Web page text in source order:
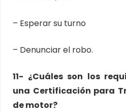
– Esperar su turno
– Denunciar el robo.
11- ¿Cuáles son los
una Certificación para
de motor?